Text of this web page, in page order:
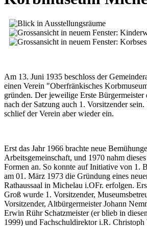
Am 13. Juni 1935 beschloss der
einen Verein "Oberfränkisches
gründen. Der jeweilige Erste Bürgermeister
nach der Satzung auch 1. Vorsitzender
schlief der Verein aber wieder ein.
Erst das Jahr 1966 brachte neue
Arbeitsgemeinschaft, und 1970 nahm
Formen an. So konnte auf Initiative von 1.
am 01. März 1973 die Gründung eines
Rathaussaal in Michelau i.OFr. erfolgen.
Groß wurde 1. Vorsitzender,
Vorsitzender, Altbürgermeister Johann
Erwin Rühr Schatzmeister (er blieb in
1999) und Fachschuldirektor i.R.